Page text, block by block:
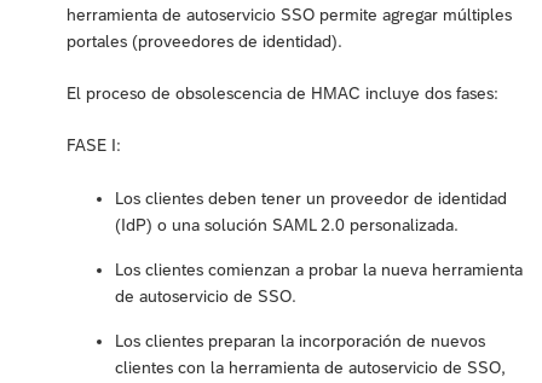
herramienta de autoservicio SSO permite agregar múltiples
portales (proveedores de identidad).
El proceso de obsolescencia de HMAC incluye dos fases:
FASE I:
Los clientes deben tener un proveedor de identidad
(IdP) o una solución SAML 2.0 personalizada.
Los clientes comienzan a probar la nueva herramienta
de autoservicio de SSO.
Los clientes preparan la incorporación de nuevos
clientes con la herramienta de autoservicio de SSO,